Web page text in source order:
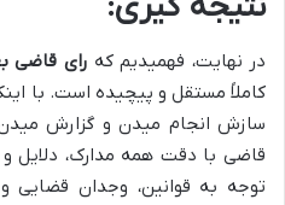
در نهایت، فهمیدیم که رای قاضی
کاملاً مستقل و پیچیده است. با
سازش انجام میدن و گزارش
قاضی با دقت همه مدارک، دلایل
توجه به قوانین، وجدان